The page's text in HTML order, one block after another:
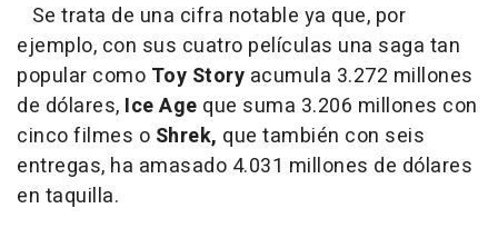
Se trata de una cifra notable ya que, por
ejemplo, con sus cuatro películas una saga tan
popular como Toy Story acumula 3.272 millones
de dólares, Ice Age que suma 3.206 millones con
cinco filmes o Shrek, que también con seis
entregas, ha amasado 4.031 millones de dólares
en taquilla.